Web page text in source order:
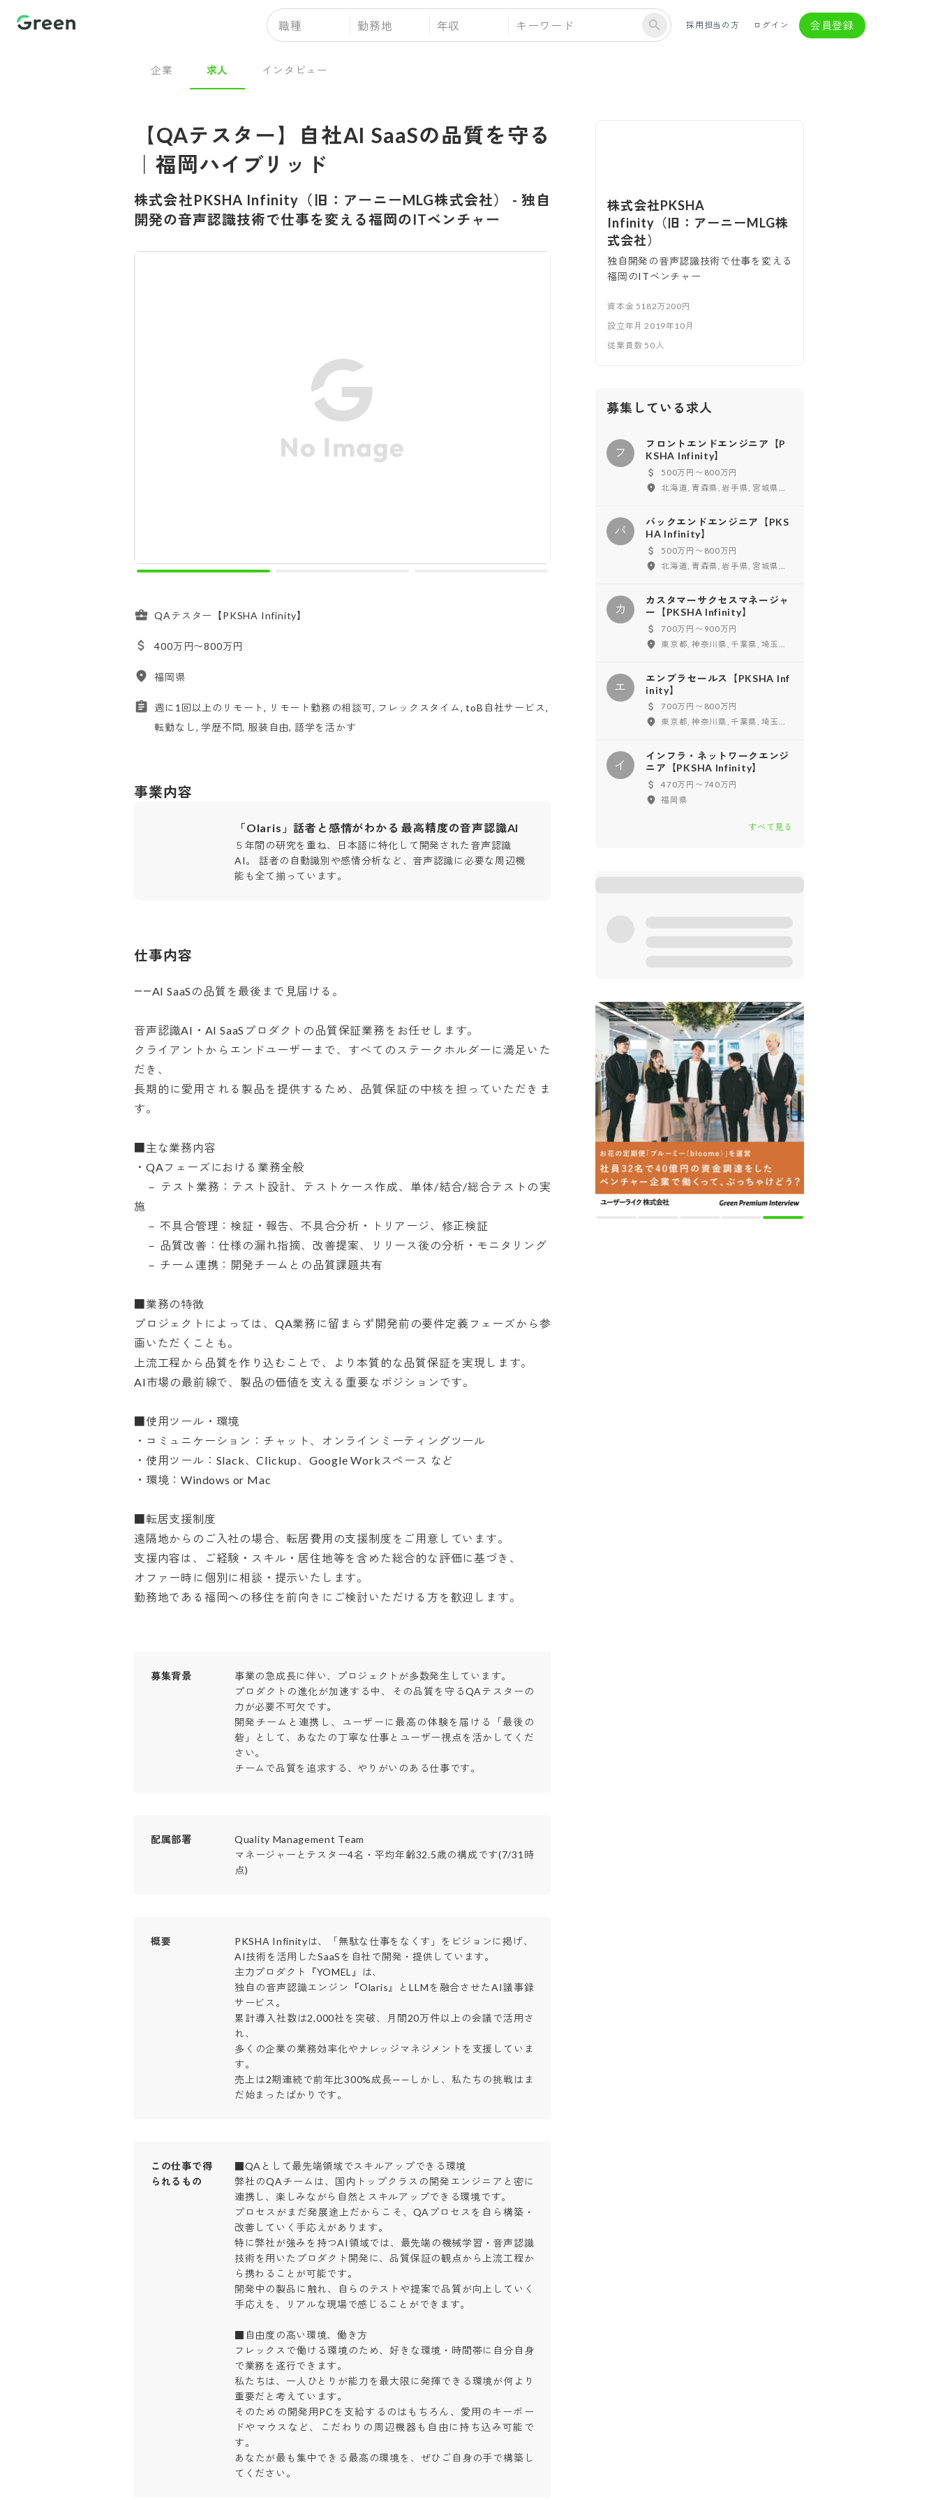
職種 勤務地 年収 採用担当の方 ログイン 会員登録
企業 求人 インタビュー
【QAテスター】自社AI SaaSの品質を守る
｜福岡ハイブリッド
株式会社PKSHA Infinity（旧：アーニーMLG株式会社） -独自
開発の音声認識技術で仕事を変える福岡のITベンチャー
QAテスター【PKSHA Infinity】
400万円〜800万円
福岡県
週に1回以上のリモート, リモート勤務の相談可, フレックスタイム, toB自社サービス,
転勤なし, 学歴不問, 服装自由, 語学を活かす
事業内容
「Olaris」話者と感情がわかる 最高精度の音声認識AI
５年間の研究を重ね、日本語に特化して開発された音声認識
AI。 話者の自動識別や感情分析など、音声認識に必要な周辺機
能も全て揃っています。
仕事内容
――AI SaaSの品質を最後まで見届ける。
音声認識AI・AI SaaSプロダクトの品質保証業務をお任せします。
クライアントからエンドユーザーまで、すべてのステークホルダーに満足いた
だき、
長期的に愛用される製品を提供するため、品質保証の中核を担っていただきま
す。
■主な業務内容
・QAフェーズにおける業務全般
－ テスト業務：テスト設計、テストケース作成、単体/結合/総合テストの実
施
－ 不具合管理：検証・報告、不具合分析・トリアージ、修正検証
－ 品質改善：仕様の漏れ指摘、改善提案、リリース後の分析・モニタリング
－ チーム連携：開発チームとの品質課題共有
■業務の特徴
プロジェクトによっては、QA業務に留まらず開発前の要件定義フェーズから参
画いただくことも。
上流工程から品質を作り込むことで、より本質的な品質保証を実現します。
AI市場の最前線で、製品の価値を支える重要なポジションです。
■使用ツール・環境
・コミュニケーション：チャット、オンラインミーティングツール
・使用ツール：Slack、Clickup、Google Workスペース など
・環境：Windows or Mac
■転居支援制度
遠隔地からのご入社の場合、転居費用の支援制度をご用意しています。
支援内容は、ご経験・スキル・居住地等を含めた総合的な評価に基づき、
オファー時に個別に相談・提示いたします。
勤務地である福岡への移住を前向きにご検討いただける方を歓迎します。
募集背景
事業の急成長に伴い、プロジェクトが多数発生しています。
プロダクトの進化が加速する中、その品質を守るQAテスターの
力が必要不可欠です。
開発チームと連携し、ユーザーに最高の体験を届ける「最後の
砦」として、あなたの丁寧な仕事とユーザー視点を活かしてくだ
さい。
チームで品質を追求する、やりがいのある仕事です。
配属部署
Quality Management Team
マネージャーとテスター4名・平均年齢32.5歳の構成です(7/31時
点)
概要
PKSHA Infinityは、「無駄な仕事をなくす」をビジョンに掲げ、
AI技術を活用したSaaSを自社で開発・提供しています。
主力プロダクト『YOMEL』は、
独自の音声認識エンジン『Olaris』とLLMを融合させたAI議事録
サービス。
累計導入社数は2,000社を突破、月間20万件以上の会議で活用さ
れ、
多くの企業の業務効率化やナレッジマネジメントを支援していま
す。
売上は2期連続で前年比300%成長——しかし、私たちの挑戦はま
だ始まったばかりです。
この仕事で得
られるもの
■QAとして最先端領域でスキルアップできる環境
弊社のQAチームは、国内トップクラスの開発エンジニアと密に
連携し、楽しみながら自然とスキルアップできる環境です。
プロセスがまだ発展途上だからこそ、QAプロセスを自ら構築・
改善していく手応えがあります。
特に弊社が強みを持つAI領域では、最先端の機械学習・音声認識
技術を用いたプロダクト開発に、品質保証の観点から上流工程か
ら携わることが可能です。
開発中の製品に触れ、自らのテストや提案で品質が向上していく
手応えを、リアルな現場で感じることができます。
■自由度の高い環境、働き方
フレックスで働ける環境のため、好きな環境・時間帯に自分自身
で業務を遂行できます。
私たちは、一人ひとりが能力を最大限に発揮できる環境が何より
重要だと考えています。
そのための開発用PCを支給するのはもちろん、愛用のキーボー
ドやマウスなど、こだわりの周辺機器も自由に持ち込み可能で
す。
あなたが最も集中できる最高の環境を、ぜひご自身の手で構築し
てください。
株式会社PKSHA
Infinity（旧：アーニーMLG株
式会社）
独自開発の音声認識技術で仕事を変える
福岡のITベンチャー
資本金 5182万200円
設立年月 2019年10月
従業員数 50 人
募集している求人
フ
フロントエンドエンジニア【P
KSHA Infinity】
500万円〜800万円
バ
バックエンドエンジニア【PKS
HA Infinity】
500万円〜800万円
カ
カスタマーサクセスマネージャ
ー【PKSHA Infinity】
700万円〜900万円
エ
エンプラセールス【PKSHA Inf
inity】
700万円〜800万円
イ
インフラ・ネットワークエンジ
ニア【PKSHA Infinity】
470万円〜740万円
福岡県
すべて見る